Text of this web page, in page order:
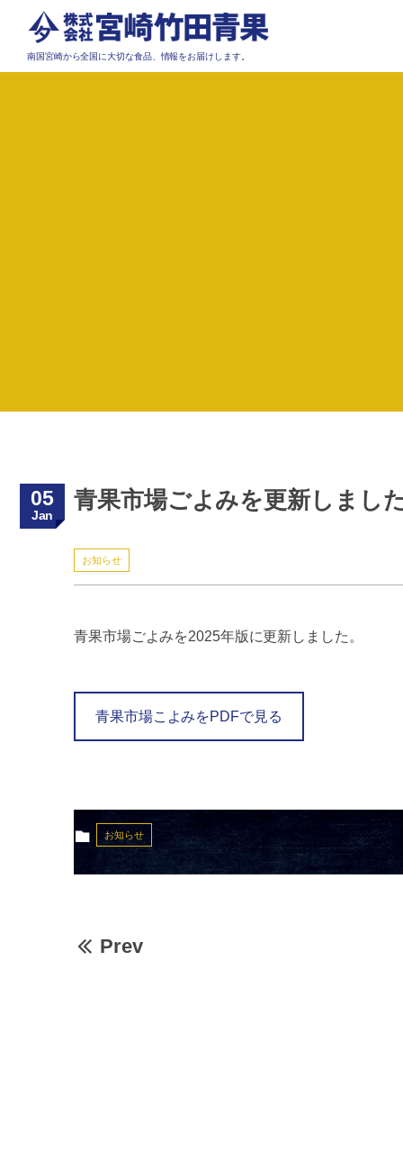
南国宮崎から全国に大切な食品、情報をお届けします。
05
Jan
青果市場ごよみを更新しまし
お知らせ
青果市場ごよみを2025年版に更新しました。
青果市場こよみをPDFで見る
お知らせ
Prev